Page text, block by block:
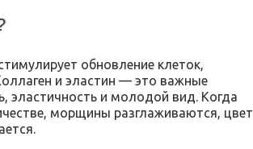
обновление клеток,
и эластин — это важные
эластичность и молодой вид. Когда
морщины разглаживаются, цвет